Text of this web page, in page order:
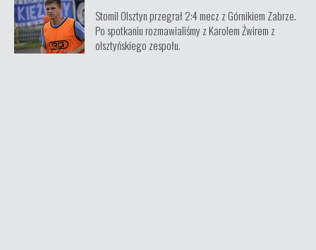
Stomil Olsztyn przegrał 2:4 mecz z Górnikiem Zabrze.
Po spotkaniu rozmawialiśmy z Karolem Żwirem z
olsztyńskiego zespołu.